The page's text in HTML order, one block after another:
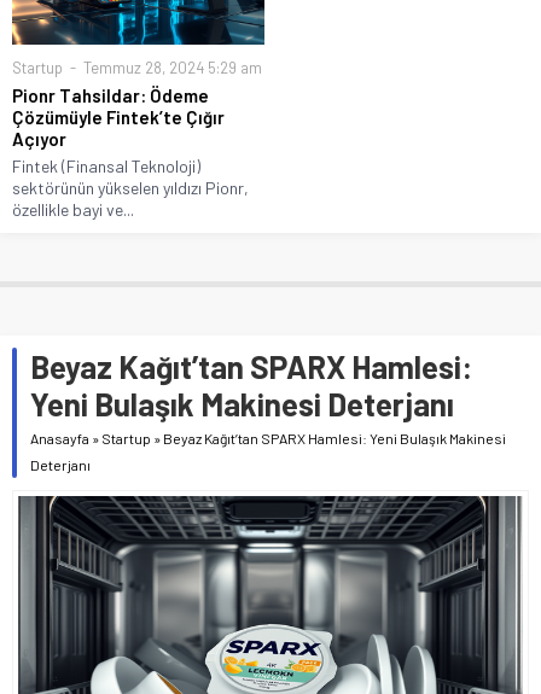
Startup Temmuz 28, 2024 5:29 am
Pionr Tahsildar: Ödeme
Çözümüyle Fintek’te Çığır
Açıyor
Fintek (Finansal Teknoloji)
sektörünün yükselen yıldızı Pionr,
özellikle bayi ve...
Beyaz Kağıt’tan SPARX Hamlesi:
Yeni Bulaşık Makinesi Deterjanı
Anasayfa » Startup » Beyaz Kağıt’tan SPARX Hamlesi: Yeni Bulaşık Makinesi
Deterjanı